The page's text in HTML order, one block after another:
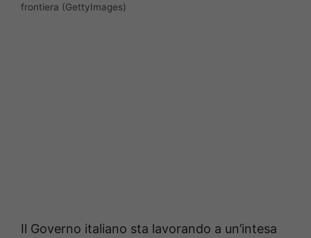
frontiera (GettyImages)
Il Governo italiano sta lavorando a un’intesa